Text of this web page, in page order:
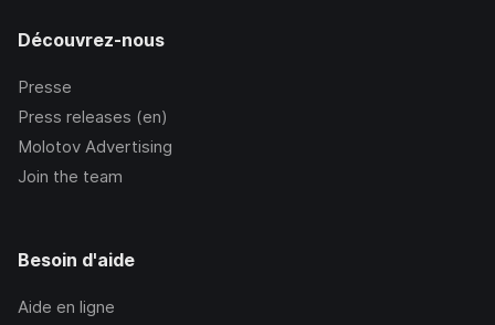
Découvrez-nous
Presse
Press releases (en)
Molotov Advertising
Join the team
Besoin d'aide
Aide en ligne